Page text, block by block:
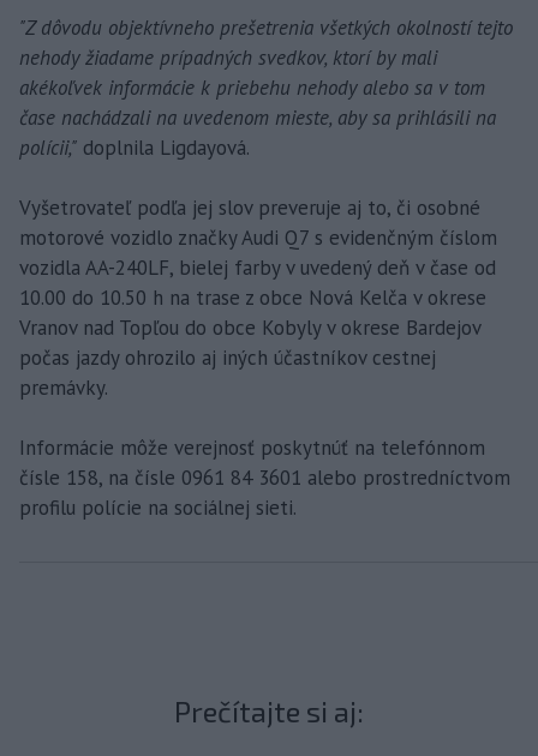
"Z dôvodu objektívneho prešetrenia všetkých okolností tejto
nehody žiadame prípadných svedkov, ktorí by mali
akékoľvek informácie k priebehu nehody alebo sa v tom
čase nachádzali na uvedenom mieste, aby sa prihlásili na
polícii," doplnila Ligdayová.
Vyšetrovateľ podľa jej slov preveruje aj to, či osobné
motorové vozidlo značky Audi Q7 s evidenčným číslom
vozidla AA-240LF, bielej farby v uvedený deň v čase od
10.00 do 10.50 h na trase z obce Nová Kelča v okrese
Vranov nad Topľou do obce Kobyly v okrese Bardejov
počas jazdy ohrozilo aj iných účastníkov cestnej
premávky.
Informácie môže verejnosť poskytnúť na telefónnom
čísle 158, na čísle 0961 84 3601 alebo prostredníctvom
profilu polície na sociálnej sieti.
Prečítajte si aj: